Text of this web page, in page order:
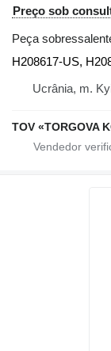
Preço sob
Peça
H208617-US,
Ucrânia, m.
TOV «TORGOVA